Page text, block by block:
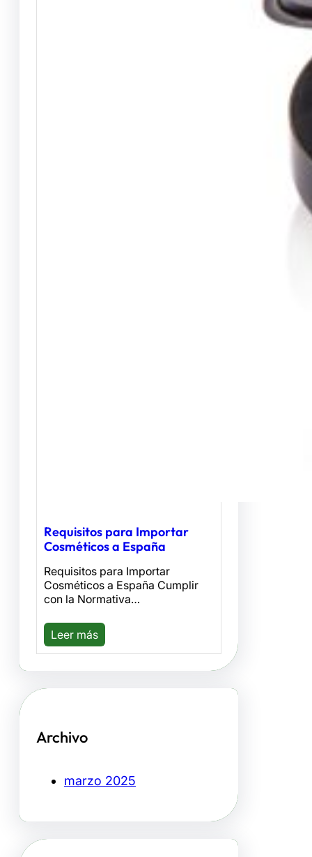
Requisitos para Importar
Cosméticos a España
Requisitos para Importar
Cosméticos a España Cumplir
con la Normativa…
Leer más
Archivo
marzo 2025